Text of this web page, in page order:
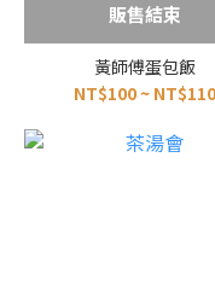
販售結束
黃師傅蛋包飯
NT$100 ~ NT$110